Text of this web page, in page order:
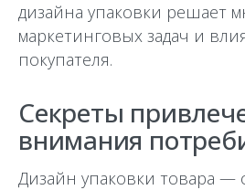
дизайна упаковки решает
маркетинговых задач и
покупателя.
Секреты
внимания
Дизайн упаковки товара —